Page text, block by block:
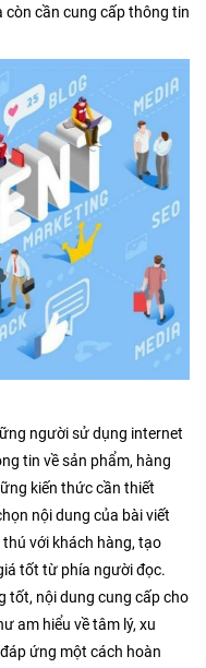
cần cung cấp thông tin
người sử dụng internet
tin về sản phẩm, hàng
kiến thức cần thiết
nội dung của bài viết
với khách hàng, tạo
tốt từ phía người đọc.
tốt, nội dung cung cấp cho
am hiểu về tâm lý, xu
ứng một cách hoàn